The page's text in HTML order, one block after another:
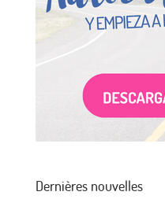
Dernières nouvelles